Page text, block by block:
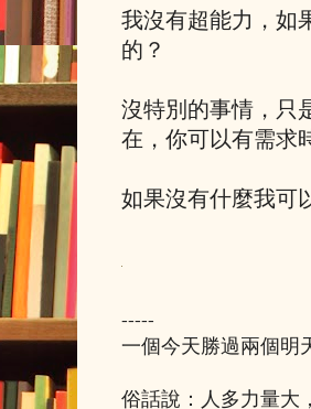
我沒有超能力，如
的？
沒特別的事情，只
在，你可以有需求
如果沒有什麼我可
-----
一個今天勝過兩個明
俗話說：人多力量大